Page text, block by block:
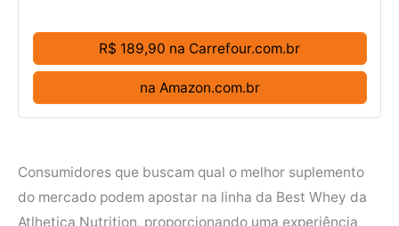
R$ 189,90 na Carrefour.com.br
na Amazon.com.br
Consumidores que buscam qual o melhor suplemento
do mercado podem apostar na linha da Best Whey da
Atlhetica Nutrition, proporcionando uma experiência